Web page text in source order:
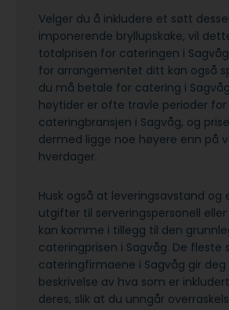
Velger du å inkludere et søtt
imponerende bryllupskake, vil
totalprisen for cateringen i
for arrangementet ditt kan også
du må betale for catering i
høytider er ofte travle perioder for
cateringbransjen i Sagvåg, og
dermed ligge noe høyere enn på
hverdager.
Husk også at leveringsavstand og
utgifter til serveringspersonell
kan komme i tillegg til den
cateringprisen i Sagvåg. De fleste
cateringfirmaene i Sagvåg gir
beskrivelse av hva som er
deres, slik at du unngår